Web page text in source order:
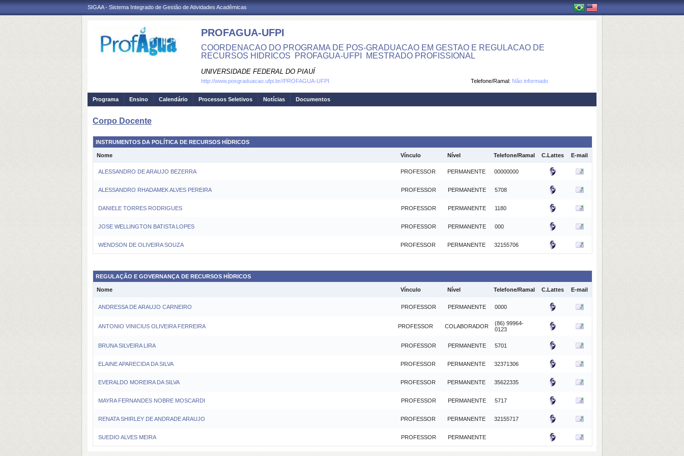
SIGAA - Sistema Integrado de Gestão de Atividades Acadêmicas
PROFAGUA-UFPI
COORDENACAO DO PROGRAMA DE POS-GRADUACAO EM GESTAO E REGULACAO DE
RECURSOS HIDRICOS  PROFAGUA-UFPI  MESTRADO PROFISSIONAL
UNIVERSIDADE FEDERAL DO PIAUÍ
Telefone/Ramal: Não informado
http://www.posgraduacao.ufpi.br//PROFAGUA-UFPI
Programa Ensino Calendário Processos Seletivos Notícias Documentos
Corpo Docente
INSTRUMENTOS DA POLÍTICA DE RECURSOS HÍDRICOS
Nome Vínculo Nível Telefone/Ramal C.Lattes E-mail
ALESSANDRO DE ARAUJO BEZERRA PROFESSOR PERMANENTE 00000000
ALESSANDRO RHADAMEK ALVES PEREIRA PROFESSOR PERMANENTE 5708
DANIELE TORRES RODRIGUES PROFESSOR PERMANENTE 1180
JOSE WELLINGTON BATISTA LOPES PROFESSOR PERMANENTE 000
WENDSON DE OLIVEIRA SOUZA PROFESSOR PERMANENTE 32155706
REGULAÇÃO E GOVERNANÇA DE RECURSOS HÍDRICOS
Nome Vínculo Nível Telefone/Ramal C.Lattes E-mail
ANDRESSA DE ARAUJO CARNEIRO PROFESSOR PERMANENTE 0000
ANTONIO VINICIUS OLIVEIRA FERREIRA PROFESSOR COLABORADOR
(86) 99964-
0123
BRUNA SILVEIRA LIRA PROFESSOR PERMANENTE 5701
ELAINE APARECIDA DA SILVA PROFESSOR PERMANENTE 32371306
EVERALDO MOREIRA DA SILVA PROFESSOR PERMANENTE 35622335
MAYRA FERNANDES NOBRE MOSCARDI PROFESSOR PERMANENTE 5717
RENATA SHIRLEY DE ANDRADE ARAUJO PROFESSOR PERMANENTE 32155717
SUEDIO ALVES MEIRA PROFESSOR PERMANENTE